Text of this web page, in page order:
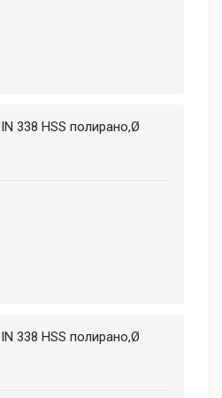
338 HSS полирано,Ø
338 HSS полирано,Ø